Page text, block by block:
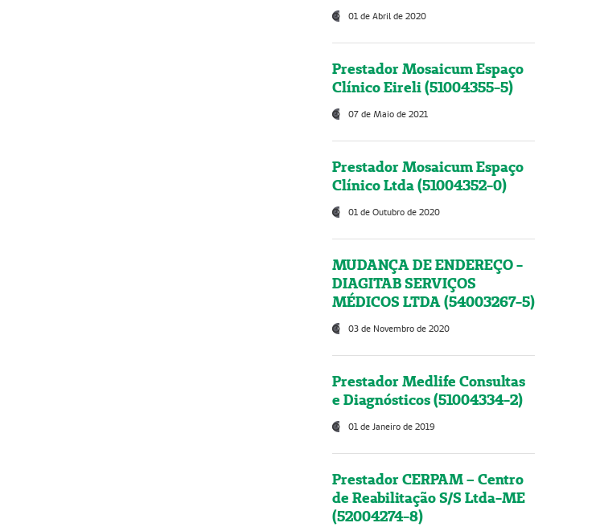
01 de Abril de 2020
Prestador Mosaicum Espaço
Clínico Eireli (51004355-5)
07 de Maio de 2021
Prestador Mosaicum Espaço
Clínico Ltda (51004352-0)
01 de Outubro de 2020
MUDANÇA DE ENDEREÇO -
DIAGITAB SERVIÇOS
MÉDICOS LTDA (54003267-5)
03 de Novembro de 2020
Prestador Medlife Consultas
e Diagnósticos (51004334-2)
01 de Janeiro de 2019
Prestador CERPAM – Centro
de Reabilitação S/S Ltda-ME
(52004274-8)